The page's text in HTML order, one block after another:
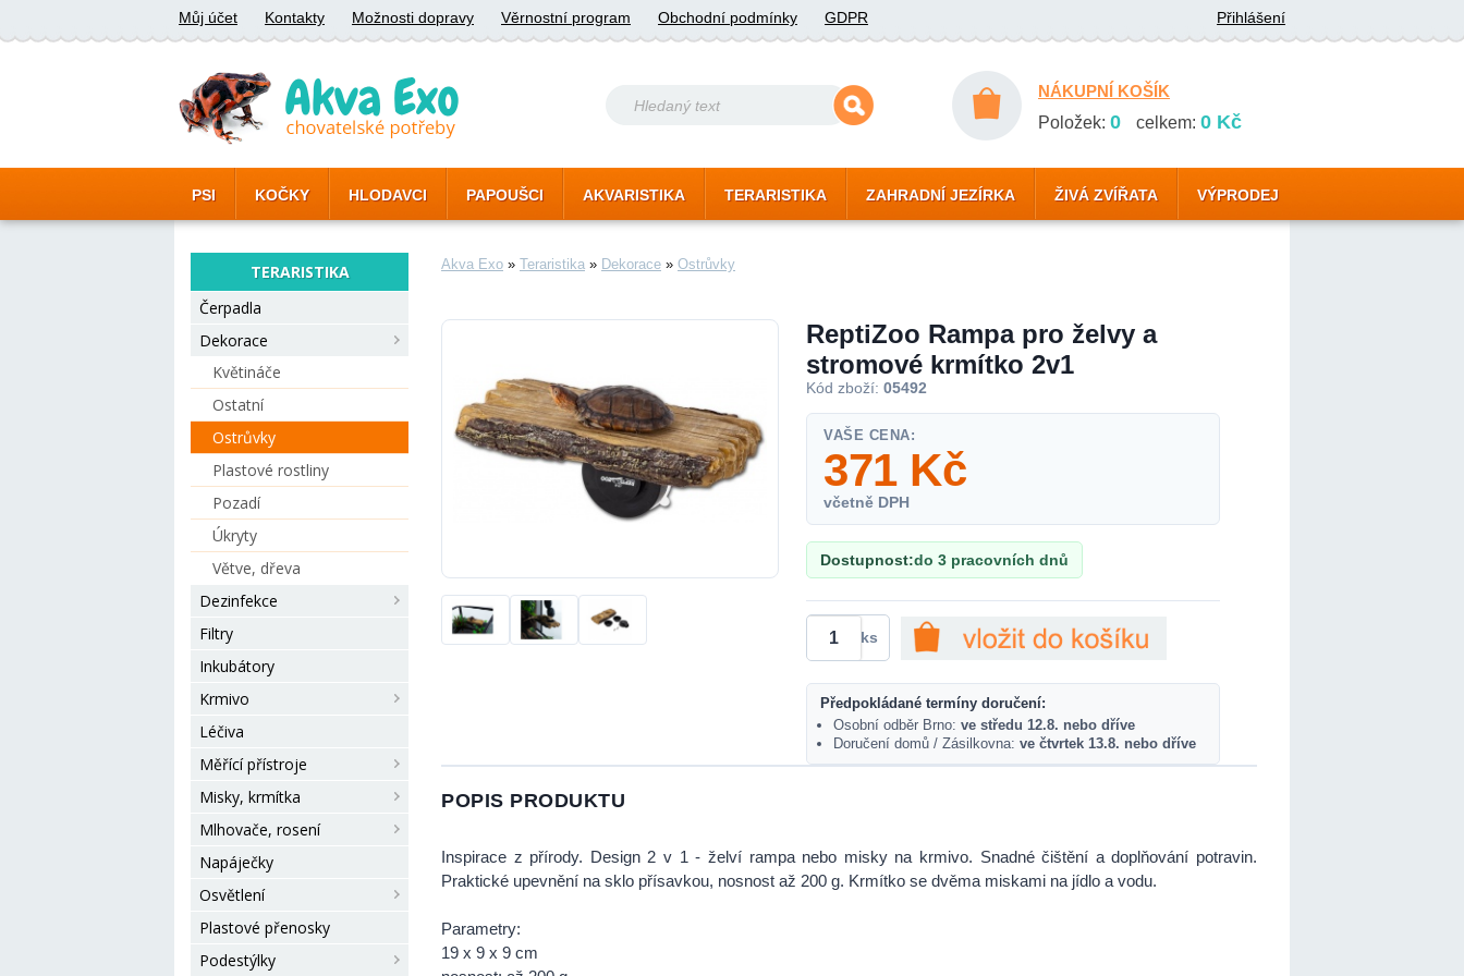
Můj účet Kontakty Možnosti dopravy Věrnostní program Obchodní podmínky GDPR Přihlášení
NÁKUPNÍ KOŠÍK
Položek: 0 celkem: 0 Kč
PSI KOČKY HLODAVCI PAPOUŠCI AKVARISTIKA TERARISTIKA ZAHRADNÍ JEZÍRKA ŽIVÁ ZVÍŘATA VÝPRODEJ
TERARISTIKA
Čerpadla
Dekorace
Květináče
Ostatní
Ostrůvky
Plastové rostliny
Pozadí
Úkryty
Větve, dřeva
Dezinfekce
Filtry
Inkubátory
Krmivo
Léčiva
Měřící přístroje
Misky, krmítka
Mlhovače, rosení
Napáječky
Osvětlení
Plastové přenosky
Podestýlky
Akva Exo » Teraristika » Dekorace » Ostrůvky
ReptiZoo Rampa pro želvy a
stromové krmítko 2v1
Kód zboží: 05492
VAŠE CENA:
371Kč
včetně DPH
Dostupnost:do 3 pracovních dnů
ks
Předpokládané termíny doručení:
Osobní odběr Brno: ve středu 12.8. nebo dříve
Doručení domů / Zásilkovna: ve čtvrtek 13.8. nebo dříve
POPIS PRODUKTU
Inspirace z přírody. Design 2 v 1 - želví rampa nebo misky na krmivo. Snadné čištění a doplňování potravin.
Praktické upevnění na sklo přísavkou, nosnost až 200 g. Krmítko se dvěma miskami na jídlo a vodu.
Parametry:
19 x 9 x 9 cm